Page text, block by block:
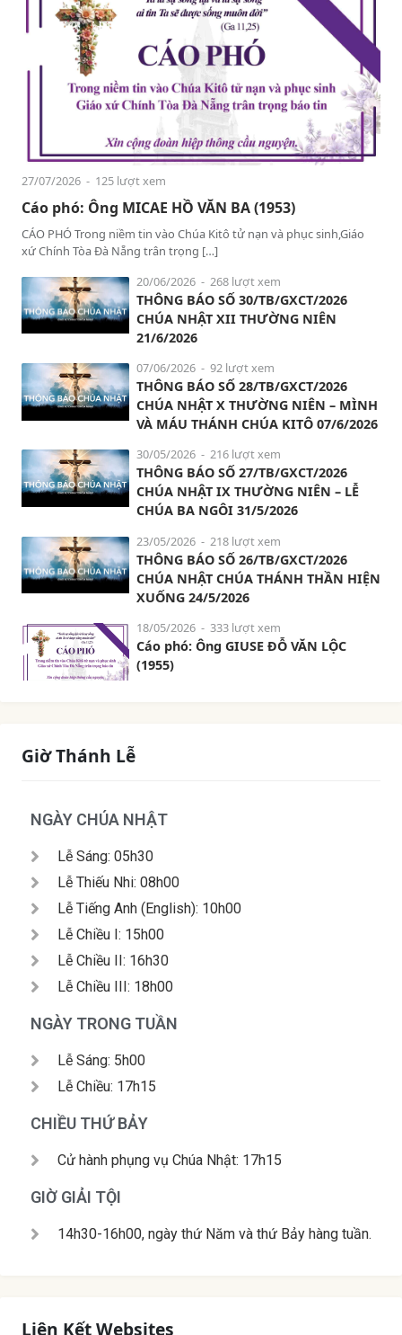
27/07/2026 - 125 lượt xem
Cáo phó: Ông MICAE HỒ VĂN BA (1953)
CÁO PHÓ Trong niềm tin vào Chúa Kitô tử nạn và phục sinh,Giáo
xứ Chính Tòa Đà Nẵng trân trọng […]
20/06/2026 - 268 lượt xem
THÔNG BÁO SỐ 30/TB/GXCT/2026
CHÚA NHẬT XII THƯỜNG NIÊN
21/6/2026
07/06/2026 - 92 lượt xem
THÔNG BÁO SỐ 28/TB/GXCT/2026
CHÚA NHẬT X THƯỜNG NIÊN – MÌNH
VÀ MÁU THÁNH CHÚA KITÔ 07/6/2026
30/05/2026 - 216 lượt xem
THÔNG BÁO SỐ 27/TB/GXCT/2026
CHÚA NHẬT IX THƯỜNG NIÊN – LỄ
CHÚA BA NGÔI 31/5/2026
23/05/2026 - 218 lượt xem
THÔNG BÁO SỐ 26/TB/GXCT/2026
CHÚA NHẬT CHÚA THÁNH THẦN HIỆN
XUỐNG 24/5/2026
18/05/2026 - 333 lượt xem
Cáo phó: Ông GIUSE ĐỖ VĂN LỘC
(1955)
Giờ Thánh Lễ
NGÀY CHÚA NHẬT
Lễ Sáng: 05h30
Lễ Thiếu Nhi: 08h00
Lễ Tiếng Anh (English): 10h00
Lễ Chiều I: 15h00
Lễ Chiều II: 16h30
Lễ Chiều III: 18h00
NGÀY TRONG TUẦN
Lễ Sáng: 5h00
Lễ Chiều: 17h15
CHIỀU THỨ BẢY
Cử hành phụng vụ Chúa Nhật: 17h15
GIỜ GIẢI TỘI
14h30-16h00, ngày thứ Năm và thứ Bảy hàng tuần.
Liên Kết Websites